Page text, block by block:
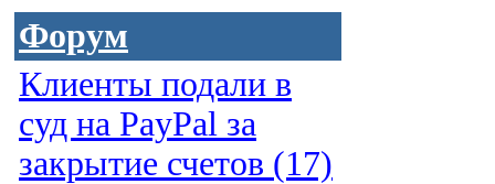
Форум
Клиенты подали в
суд на PayPal за
закрытие счетов (17)